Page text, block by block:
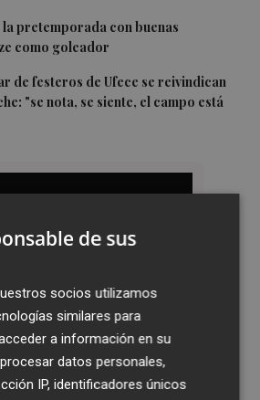
pretemporada con buenas
como goleador
de festeros de Ufece se reivindican
"se nota, se siente, el campo está
de sus
socios utilizamos
similares para
a información en su
datos personales,
IP, identificadores únicos